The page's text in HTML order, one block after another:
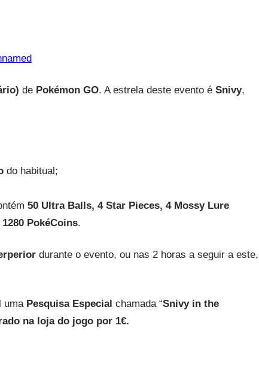
de Pokémon GO. A estrela deste evento é Snivy,
do habitual;
50 Ultra Balls, 4 Star Pieces, 4 Mossy Lure
1280 PokéCoins.
durante o evento, ou nas 2 horas a seguir a este,
uma Pesquisa Especial chamada “Snivy in the
na loja do jogo por 1€.